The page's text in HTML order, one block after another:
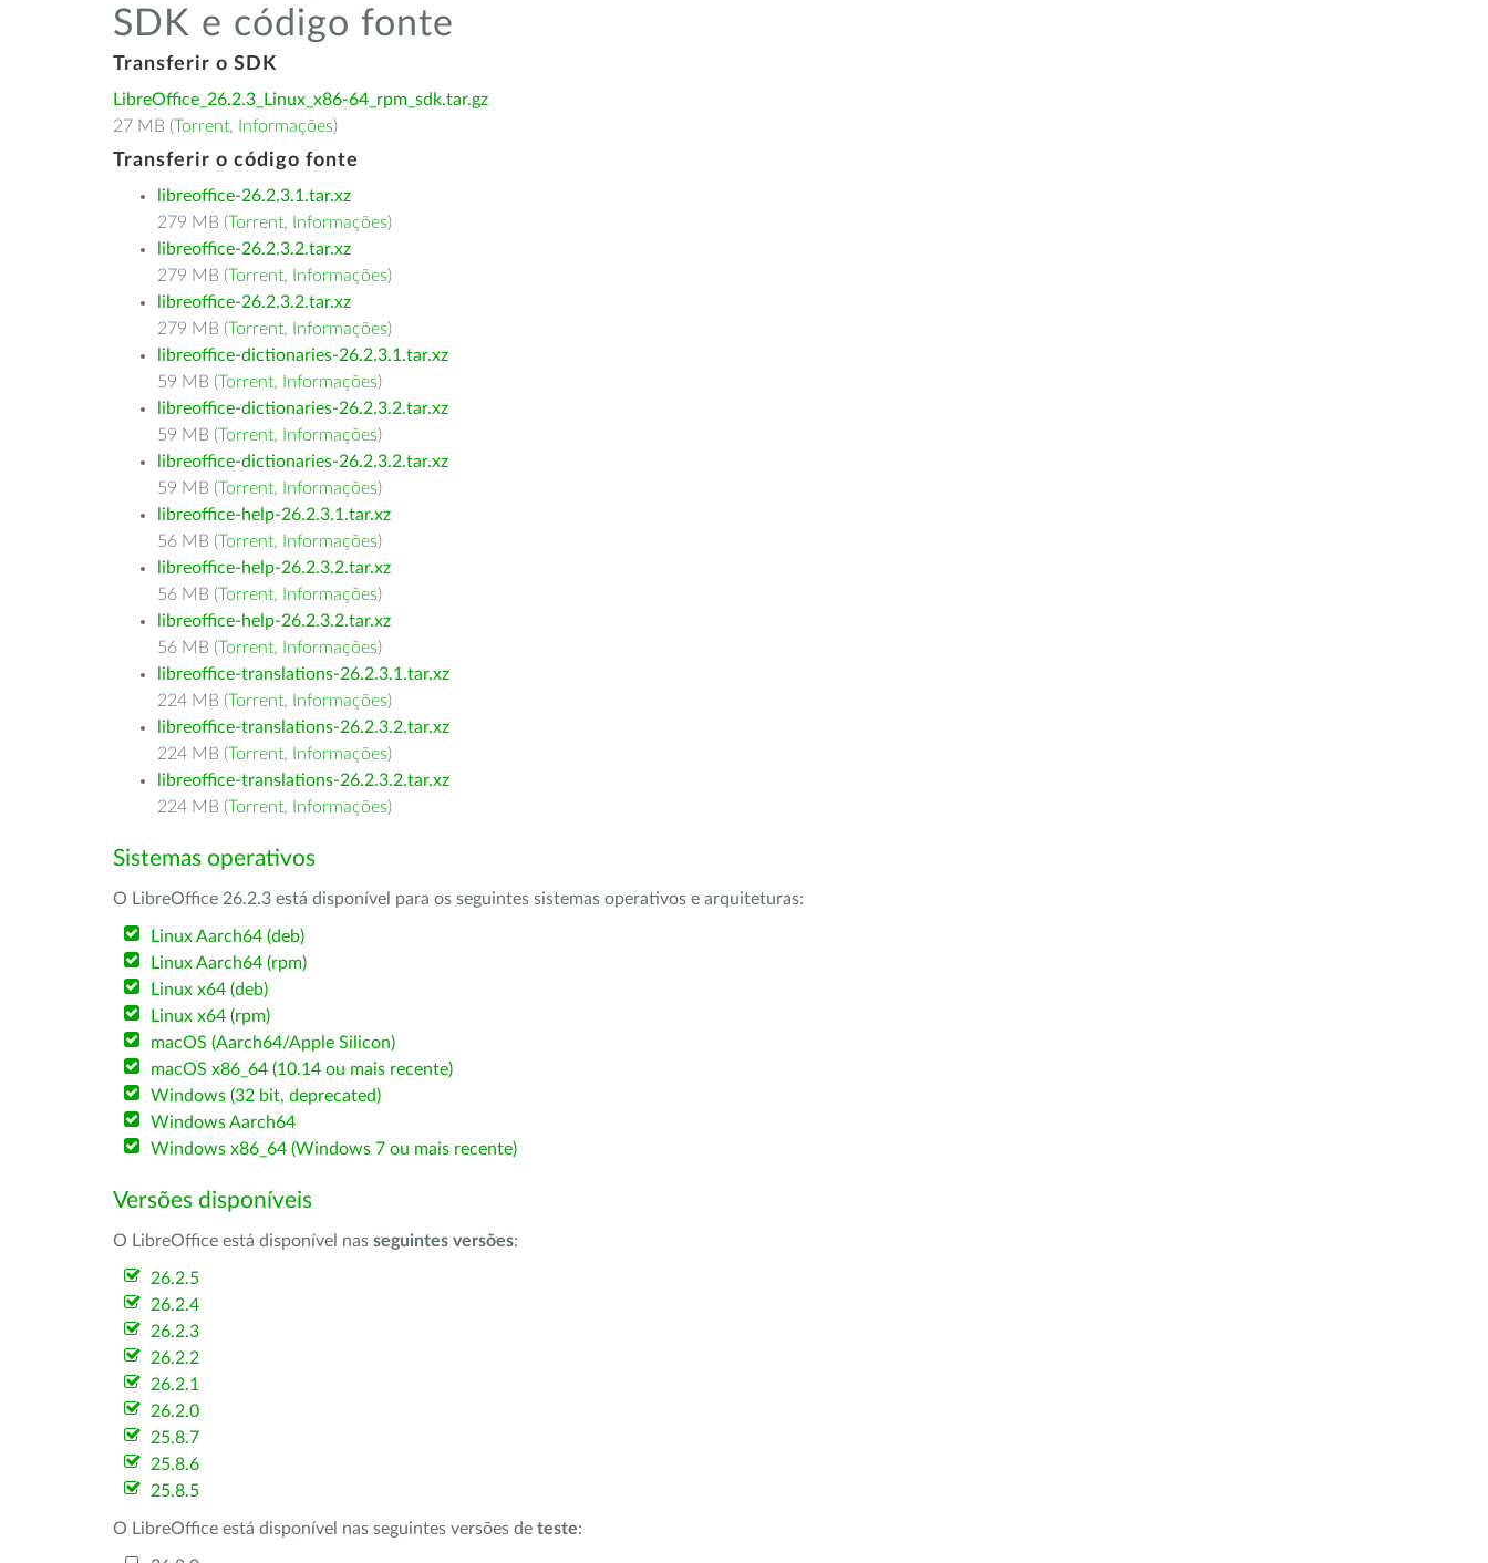
SDK e código fonte
Transferir o SDK
LibreOffice_26.2.3_Linux_x86-64_rpm_sdk.tar.gz
27 MB (Torrent, Informações)
Transferir o código fonte
libreoffice-26.2.3.1.tar.xz
279 MB (Torrent, Informações)
libreoffice-26.2.3.2.tar.xz
279 MB (Torrent, Informações)
libreoffice-26.2.3.2.tar.xz
279 MB (Torrent, Informações)
libreoffice-dictionaries-26.2.3.1.tar.xz
59 MB (Torrent, Informações)
libreoffice-dictionaries-26.2.3.2.tar.xz
59 MB (Torrent, Informações)
libreoffice-dictionaries-26.2.3.2.tar.xz
59 MB (Torrent, Informações)
libreoffice-help-26.2.3.1.tar.xz
56 MB (Torrent, Informações)
libreoffice-help-26.2.3.2.tar.xz
56 MB (Torrent, Informações)
libreoffice-help-26.2.3.2.tar.xz
56 MB (Torrent, Informações)
libreoffice-translations-26.2.3.1.tar.xz
224 MB (Torrent, Informações)
libreoffice-translations-26.2.3.2.tar.xz
224 MB (Torrent, Informações)
libreoffice-translations-26.2.3.2.tar.xz
224 MB (Torrent, Informações)
Sistemas operativos
O LibreOffice 26.2.3 está disponível para os seguintes sistemas operativos e arquiteturas:
Linux Aarch64 (deb)
Linux Aarch64 (rpm)
Linux x64 (deb)
Linux x64 (rpm)
macOS (Aarch64/Apple Silicon)
macOS x86_64 (10.14 ou mais recente)
Windows (32 bit, deprecated)
Windows Aarch64
Windows x86_64 (Windows 7 ou mais recente)
Versões disponíveis
O LibreOffice está disponível nas seguintes versões:
26.2.5
26.2.4
26.2.3
26.2.2
26.2.1
26.2.0
25.8.7
25.8.6
25.8.5
O LibreOffice está disponível nas seguintes versões de teste: